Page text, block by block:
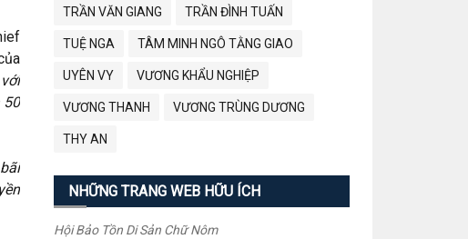
50
TRẦN VĂN GIANG TRẦN ĐÌNH TUẤN
TUỆ NGA TÂM MINH NGÔ TẰNG GIAO
UYÊN VY VƯƠNG KHẨU NGHIỆP
VƯƠNG THANH VƯƠNG TRÙNG DƯƠNG
THY AN
NHỮNG TRANG WEB HỮU ÍCH
Hội Bảo Tồn Di Sản Chữ Nôm